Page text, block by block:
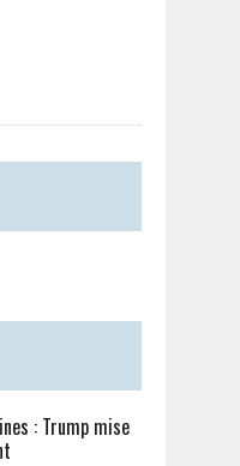
: Trump mise